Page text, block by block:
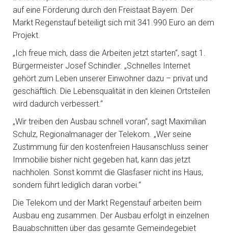
auf eine Förderung durch den Freistaat Bayern. Der
Markt Regenstauf beteiligt sich mit 341.990 Euro an dem
Projekt.
„Ich freue mich, dass die Arbeiten jetzt starten“, sagt 1.
Bürgermeister Josef Schindler. „Schnelles Internet
gehört zum Leben unserer Einwohner dazu – privat und
geschäftlich. Die Lebensqualität in den kleinen Ortsteilen
wird dadurch verbessert.“
„Wir treiben den Ausbau schnell voran“, sagt Maximilian
Schulz, Regionalmanager der Telekom. „Wer seine
Zustimmung für den kostenfreien Hausanschluss seiner
Immobilie bisher nicht gegeben hat, kann das jetzt
nachholen. Sonst kommt die Glasfaser nicht ins Haus,
sondern führt lediglich daran vorbei.“
Die Telekom und der Markt Regenstauf arbeiten beim
Ausbau eng zusammen. Der Ausbau erfolgt in einzelnen
Bauabschnitten über das gesamte Gemeindegebiet